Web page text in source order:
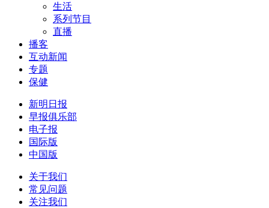
生活
系列节目
直播
播客
互动新闻
专题
保健
新明日报
早报俱乐部
电子报
国际版
中国版
关于我们
常见问题
关注我们